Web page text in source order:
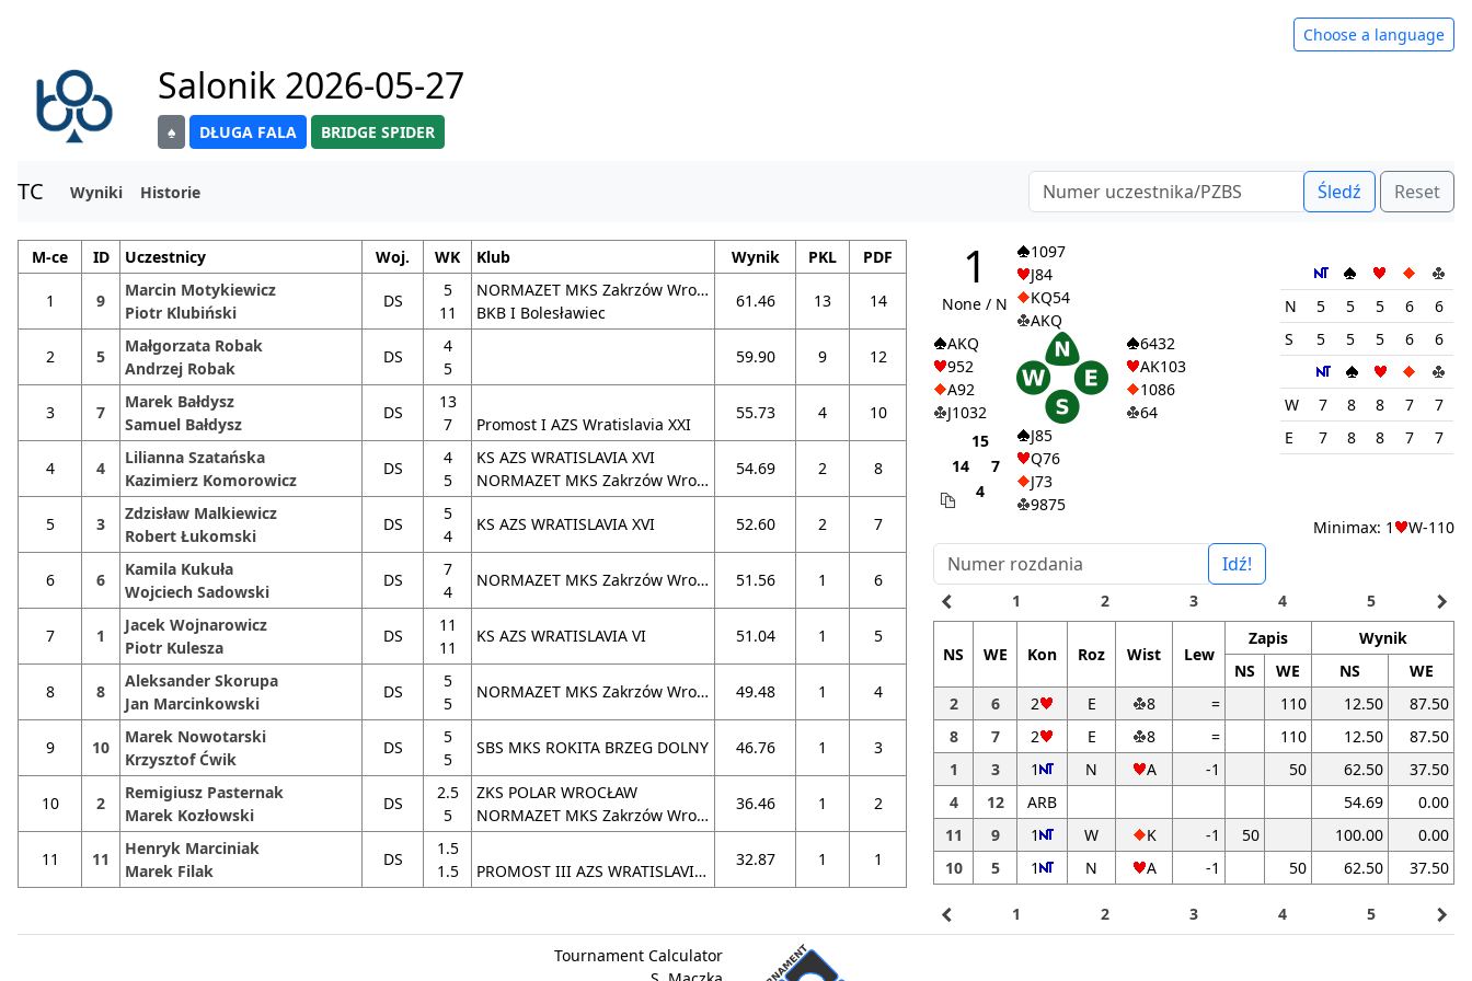
Choose a language
Salonik 2026-05-27
♠ DŁUGA FALA BRIDGE SPIDER
TC Wyniki Historie Śledź Reset
M-ce ID Uczestnicy Woj. WK Klub Wynik PKL PDF
1 9
Marcin Motykiewicz
Piotr Klubiński
DS
5
11
NORMAZET MKS Zakrzów Wrocław I
BKB I Bolesławiec
61.46 13 14
2 5
Małgorzata Robak
Andrzej Robak
DS
4
5
59.90 9 12
3 7
Marek Bałdysz
Samuel Bałdysz
DS
13
7
Promost I AZS Wratislavia XXI
55.73 4 10
4 4
Lilianna Szatańska
Kazimierz Komorowicz
DS
4
5
KS AZS WRATISLAVIA XVI
NORMAZET MKS Zakrzów Wrocław III
54.69 2 8
5 3
Zdzisław Malkiewicz
Robert Łukomski
DS
5
4
KS AZS WRATISLAVIA XVI 52.60 2 7
6 6
Kamila Kukuła
Wojciech Sadowski
DS
7
4
NORMAZET MKS Zakrzów Wrocław IV 51.56 1 6
7 1
Jacek Wojnarowicz
Piotr Kulesza
DS
11
11
KS AZS WRATISLAVIA VI 51.04 1 5
8 8
Aleksander Skorupa
Jan Marcinkowski
DS
5
5
NORMAZET MKS Zakrzów Wrocław I 49.48 1 4
9 10
Marek Nowotarski
Krzysztof Ćwik
DS
5
5
SBS MKS ROKITA BRZEG DOLNY 46.76 1 3
10 2
Remigiusz Pasternak
Marek Kozłowski
DS
2.5
5
ZKS POLAR WROCŁAW
NORMAZET MKS Zakrzów Wrocław IV
36.46 1 2
11 11
Henryk Marciniak
Marek Filak
DS
1.5
1.5
PROMOST III AZS WRATISLAVIA XI
32.87 1 1
1
None / N
AKQ
952
A92
J1032
15
14
7
4
1097
J84
KQ54
AKQ
6432
AK103
1086
64
J85
Q76
J73
9875
N 5 5 5 6
6
S
5 5 5 6 6
W 7 8 8 7
7
E
7 8 8 7 7
Minimax: 1 W-110
Idź!
navigate_before 1 2 3 4 5 navigate_next
NS WE Kon Roz Wist Lew
Zapis
Wynik
NS
WE NS
WE
2
6 2 E 8 = 110 12.50
87.50
8
7 2 E 8 = 110 12.50
87.50
1
3 1 N A -1 50 62.50
37.50
4
12 ARB 54.69
0.00
11
9 1 W K -1 50 100.00
0.00
10
5 1 N A -1 50 62.50 37.50
navigate_before 1 2 3 4 5 navigate_next
Tournament Calculator